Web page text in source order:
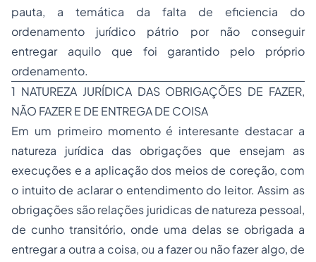
pauta, a temática da falta de eficiencia do
ordenamento jurídico pátrio por não conseguir
entregar aquilo que foi garantido pelo próprio
ordenamento.
1 NATUREZA JURÍDICA DAS OBRIGAÇÕES DE FAZER,
NÃO FAZER E DE ENTREGA DE COISA
Em um primeiro momento é interesante destacar a
natureza jurídica das obrigações que ensejam as
execuções e a aplicação dos meios de coreção, com
o intuito de aclarar o entendimento do leitor. Assim as
obrigações são relações juridicas de natureza pessoal,
de cunho transitório, onde uma delas se obrigada a
entregar a outra a coisa, ou a fazer ou não fazer algo, de